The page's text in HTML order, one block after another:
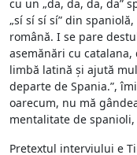
cu un „da, da, da, da”
„sí sí sí sí” din
română. I se pare
asemănări cu
limbă latină și ajută
departe de Spania.”,
oarecum, nu mă
mentalitate de
Pretextul interviului e